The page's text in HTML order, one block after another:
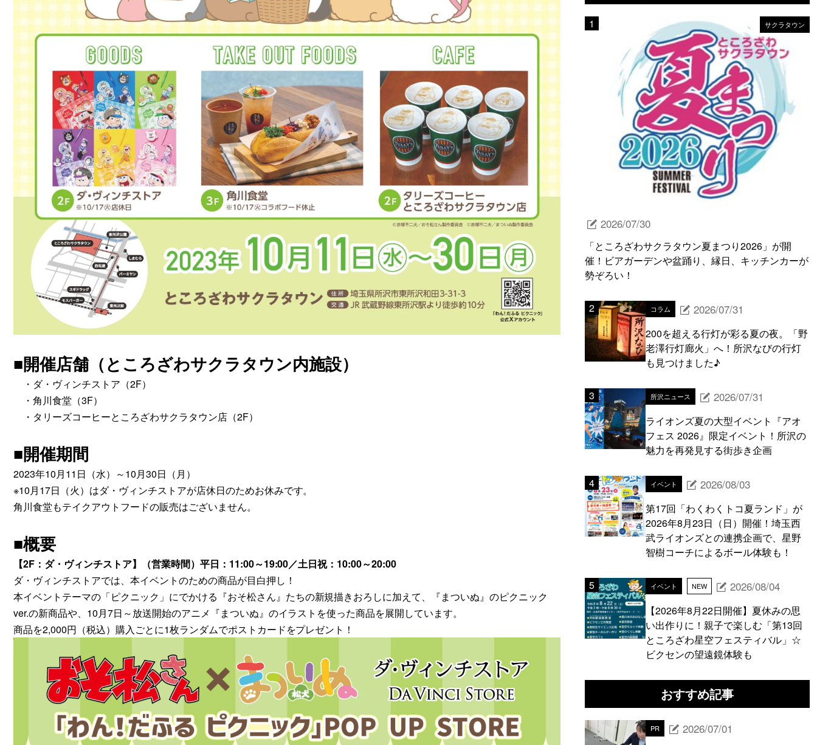
■開催店舗（ところざわサクラタウン内施設）
・ダ・ヴィンチストア（2F）
・角川食堂（3F）
・タリーズコーヒーところざわサクラタウン店（2F）
■開催期間
2023年10月11日（水）～10月30日（月）
※10月17日（火）はダ・ヴィンチストアが店休日のためお休みです。
角川食堂もテイクアウトフードの販売はございません。
■概要
【2F：ダ・ヴィンチストア】（営業時間）平日：11:00～19:00／土日祝：10:00～20:00
ダ・ヴィンチストアでは、本イベントのための商品が目白押し！
本イベントテーマの「ピクニック」にでかける『おそ松さん』たちの新規描きおろしに加えて、『まついぬ』のピクニック
ver.の新商品や、10月7日～放送開始のアニメ『まついぬ』のイラストを使った商品を展開しています。
商品を2,000円（税込）購入ごとに1枚ランダムでポストカードをプレゼント！
サクラタウン
2026/07/30
「ところざわサクラタウン夏まつり2026」が開
催！ビアガーデンや盆踊り、縁日、キッチンカーが
勢ぞろい！
コラム 2026/07/31
200を超える行灯が彩る夏の夜。「野
老澤行灯廊火」へ！所沢なびの行灯
も見つけました♪
所沢ニュース 2026/07/31
ライオンズ夏の大型イベント『アオ
フェス 2026』限定イベント！所沢の
魅力を再発見する街歩き企画
イベント 2026/08/03
第17回「わくわくトコ夏ランド」が
2026年8月23日（日）開催！埼玉西
武ライオンズとの連携企画で、星野
智樹コーチによるボール体験も！
イベント NEW 2026/08/04
【2026年8月22日開催】夏休みの思
い出作りに！親子で楽しむ「第13回
ところざわ星空フェスティバル」☆
ビクセンの望遠鏡体験も
おすすめ記事
PR 2026/07/01